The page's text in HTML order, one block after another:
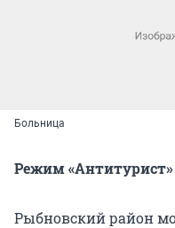
Больница
Режим «Антитурист»
Рыбновский район